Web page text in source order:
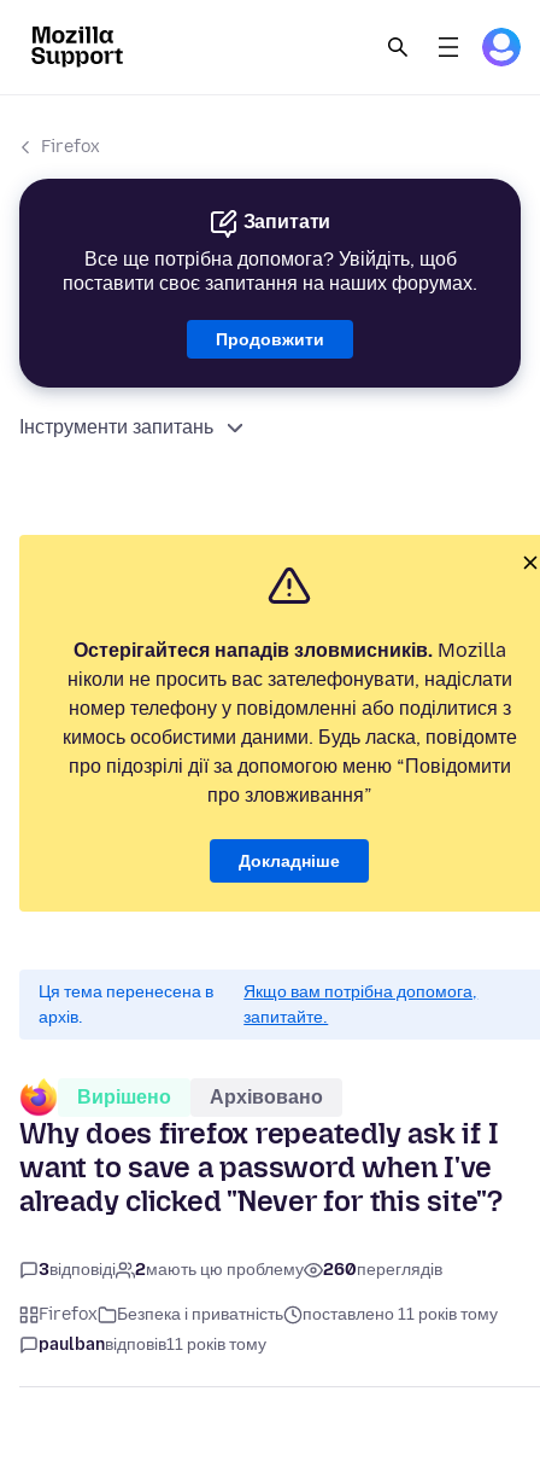
Firefox
Запитати
Все ще потрібна допомога? Увійдіть, щоб
поставити своє запитання на наших форумах.
Продовжити
Інструменти запитань
Остерігайтеся нападів зловмисників.Mozilla
ніколи не просить вас зателефонувати, надіслати
номер телефону у повідомленні або поділитися з
кимось особистими даними. Будь ласка, повідомте
про підозрілі дії за допомогою меню “Повідомити
про зловживання”
Докладніше
Ця тема перенесена в
архів.
Якщо вам потрібна допомога,
запитайте.
Вирішено Архівовано
Why does firefox repeatedly ask if I
want to save a password when I've
already clicked "Never for this site"?
3відповіді 2мають цю проблему 260переглядів
Firefox Безпека і приватність
поставлено 11 років тому
paulbanвідповів11 років тому